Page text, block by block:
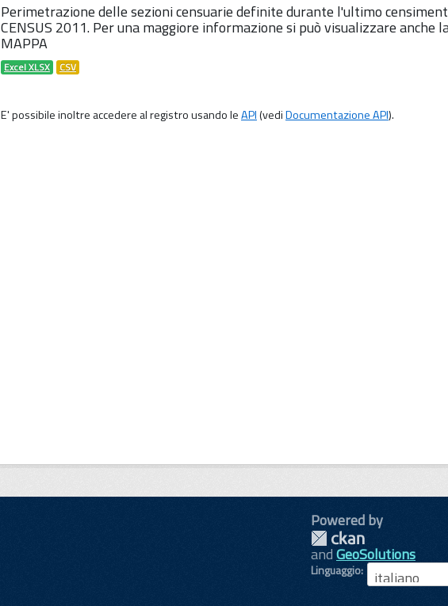
Perimetrazione delle sezioni censuarie definite durante l'ultimo
CENSUS 2011. Per una maggiore informazione si può visualizzare anche
MAPPA
Excel XLSX CSV
E' possibile inoltre accedere al registro usando leAPI(vediDocumentazione API).
Powered by
andGeoSolutions
Linguaggio